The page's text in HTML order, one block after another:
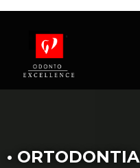
• ORTODONTIA